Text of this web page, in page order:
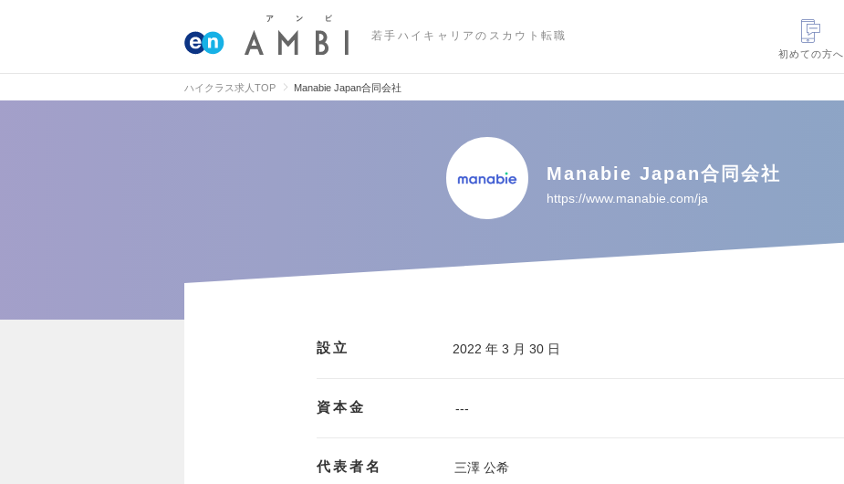
若手ハイキャリアのスカウト転職
初めての方へ
ハイクラス求人TOP Manabie Japan合同会社
Manabie Japan合同会社
https://www.manabie.com/ja
設立 2022 年 3 月 30 日
資本金 ---
代表者名 三澤 公希